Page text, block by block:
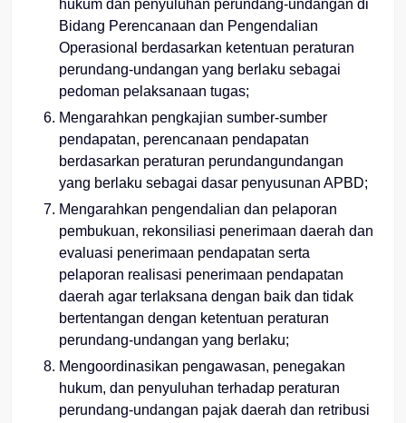
hukum dan penyuluhan perundang-undangan di
Bidang Perencanaan dan Pengendalian
Operasional berdasarkan ketentuan peraturan
perundang-undangan yang berlaku sebagai
pedoman pelaksanaan tugas;
Mengarahkan pengkajian sumber-sumber
pendapatan, perencanaan pendapatan
berdasarkan peraturan perundangundangan
yang berlaku sebagai dasar penyusunan APBD;
Mengarahkan pengendalian dan pelaporan
pembukuan, rekonsiliasi penerimaan daerah dan
evaluasi penerimaan pendapatan serta
pelaporan realisasi penerimaan pendapatan
daerah agar terlaksana dengan baik dan tidak
bertentangan dengan ketentuan peraturan
perundang-undangan yang berlaku;
Mengoordinasikan pengawasan, penegakan
hukum, dan penyuluhan terhadap peraturan
perundang-undangan pajak daerah dan retribusi